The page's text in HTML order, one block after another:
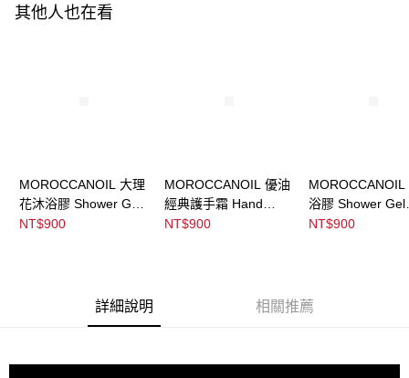
客戶支援中心」https://netprotections.freshdesk.com/support/home
４．使用「AFTEE先享後付」時，將依據個別帳號之用戶狀況，依本公司即
時審查核予不同之上限額度；若仍有額度不足之情形，本公司將視審查結果
請求用戶進行身份認證。
每筆NT$320，滿NT$3,000(含以上)免運費
其他人也在看
MOROCCANOIL 大理
花沐浴膠 Shower Gel
Dahlia Rouge
NT$900
MOROCCANOIL 優油
經典護手霜 Hand
Cream Fragrance
NT$900
MOROCCANOIL
浴膠 Shower Gel
Soleil De Tander
NT$900
詳細說明 相關推薦